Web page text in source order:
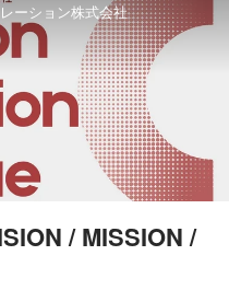
ーション株式会社
/ MISSION /